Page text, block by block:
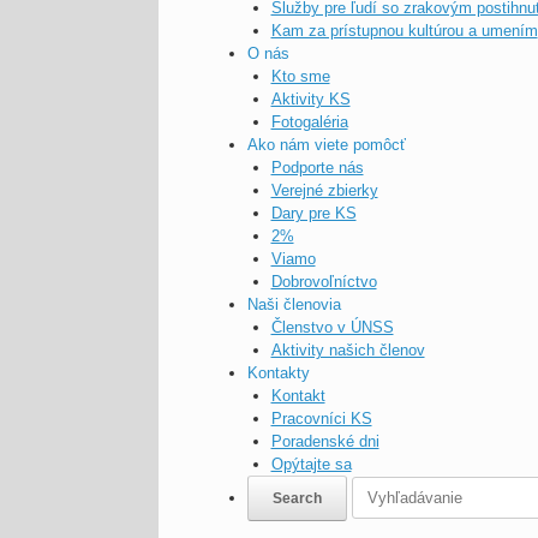
Služby pre ľudí so zrakovým
Kam za prístupnou kultúrou a umením
O nás
Kto sme
Aktivity KS
Fotogaléria
Ako nám viete pomôcť
Podporte nás
Verejné zbierky
Dary pre KS
2%
Viamo
Dobrovoľníctvo
Naši členovia
Členstvo v ÚNSS
Aktivity našich členov
Kontakty
Kontakt
Pracovníci KS
Poradenské dni
Opýtajte sa